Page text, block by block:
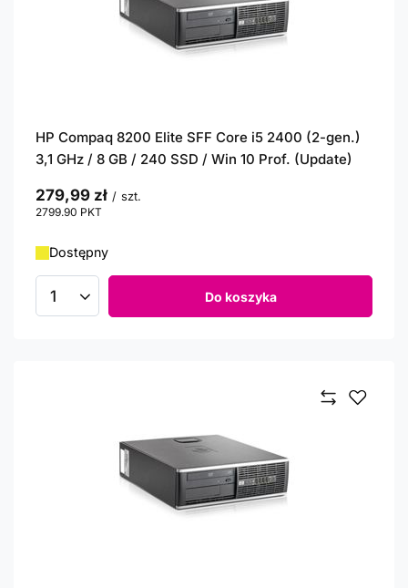
HP Compaq 8200 Elite SFF Core i5 2400 (2-gen.)
3,1 GHz / 8 GB / 240 SSD / Win 10 Prof. (Update)
279,99 zł / szt.
2799.90 PKT
Dostępny
Ilość produktów Do koszyka